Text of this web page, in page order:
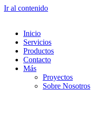
Ir al contenido
Inicio
Servicios
Productos
Contacto
Más
Proyectos
Sobre Nosotros